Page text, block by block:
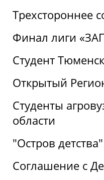
Трехстороннее
Финал лиги
Студент
Открытый
Студенты
области
"Остров
Соглашение с